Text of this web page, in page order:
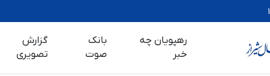
رهپویان چه
خبر
بانک
صوت
گزارش
تصویری